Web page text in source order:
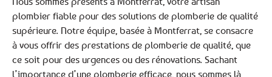
plombier fiable pour des solutions de plomberie de qualité
supérieure. Notre équipe, basée à Montferrat, se consacre
à vous offrir des prestations de plomberie de qualité, que
ce soit pour des urgences ou des rénovations. Sachant
l’importance d’une plomberie efficace, nous sommes là